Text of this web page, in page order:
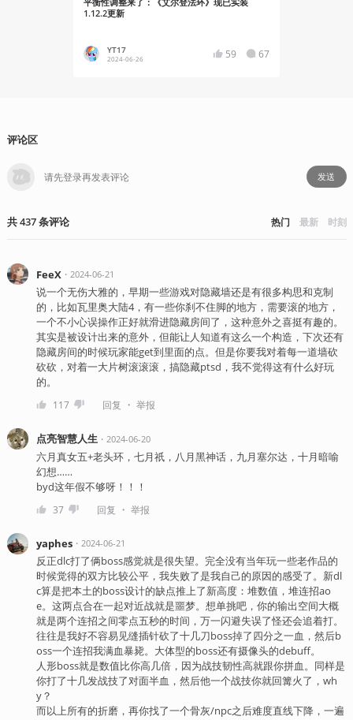
平衡性调整来了：《艾尔登法环》现已实装
1.12.2更新
YT17
2024-06-26 59 67
评论区
发送
共437条评论 热门 最新 时刻
FeeX・ 2024-06-21
说一个无伤大雅的，早期一些游戏对隐藏墙还是有很多构思和克制
的，比如瓦里奥大陆4，有一些你刹不住脚的地方，需要滚的地方，
一个不小心误操作正好就滑进隐藏房间了，这种意外之喜挺有趣的。
其实是被设计出来的意外，但能让人知道有这么一个构造，下次还有
隐藏房间的时候玩家能get到里面的点。但是你要我对着每一道墙砍
砍砍，对着一大片树滚滚滚，搞隐藏ptsd，我不觉得这有什么好玩
的。
117 回复 ・ 举报
点亮智慧人生 ・ 2024-06-20
六月真女五+老头环，七月祇，八月黑神话，九月塞尔达，十月暗喻
幻想……
byd这年假不够呀！！！
37 回复 ・ 举报
yaphes・ 2024-06-21
反正dlc打了俩boss感觉就是很失望。完全没有当年玩一些老作品的
时候觉得的双方比较公平，我失败了是我自己的原因的感受了。新dl
c算是把本土的boss设计的缺点推上了新高度：堆数值，堆连招ao
e。这两点合在一起对近战就是噩梦。想单挑吧，你的输出空间大概
就是两个连招之间零点五秒的时间，万一闪避失误了怪还会追着打。
往往是我好不容易见缝插针砍了十几刀boss掉了四分之一血，然后b
oss一个连招我满血暴毙。大体型的boss还有摄像头的debuff。
人形boss就是数值比你高几倍，因为战技韧性高就跟你拼血。同样是
你打了十几发战技了对面半血，然后他一个战技你就回篝火了，wh
y？
而以上所有的折磨，再你找了一个骨灰/npc之后难度直线下降，一遍